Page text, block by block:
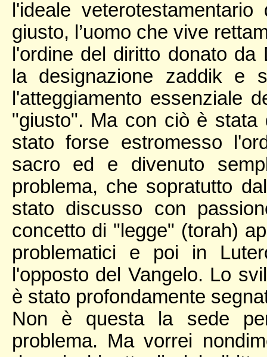
l'ideale
giusto, l’uomo che vive
l'ordine del diritto donato
la designazione zaddik e
l'atteggiamento essenziale
"giusto". Ma con ciò è stata
stato forse estromesso
sacro ed e divenuto
problema, che sopratutto
stato discusso con
concetto di "legge" (torah)
problematici e poi in
l'opposto del Vangelo. Lo
è stato profondamente
Non è questa la sede
problema. Ma vorrei